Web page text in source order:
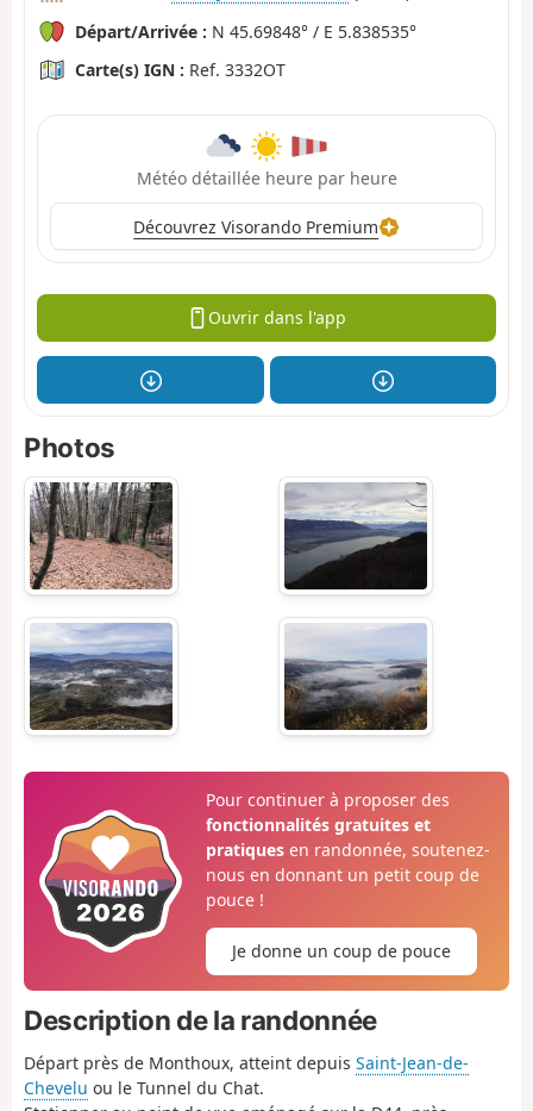
Départ/Arrivée : N 45.69848° / E 5.838535°
Carte(s) IGN : Ref. 3332OT
Météo détaillée heure par heure
Découvrez Visorando Premium
Ouvrir dans l'app
Photos
Pour continuer à proposer des
fonctionnalités gratuites et
pratiquesen randonnée, soutenez-
nous en donnant un petit coup de
pouce !
Je donne un coup de pouce
Description de la randonnée
Départ près de Monthoux, atteint depuis Saint-Jean-de-
Chevelu ou le Tunnel du Chat.